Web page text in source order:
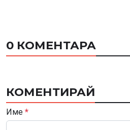
0 КОМЕНТАРА
КОМЕНТИРАЙ
Име *